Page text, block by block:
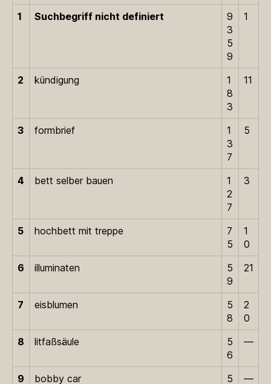
1 Suchbegriff nicht definiert
9
3
5
9
1
2 kündigung
1
8
3
11
3 formbrief
1
3
7
5
4 bett selber bauen
1
2
7
3
5 hochbett mit treppe
7
5
1
0
6
illuminaten
5
9
21
7 eisblumen
5
8
2
0
8
litfaßsäule
5
6
—
9 bobby car 5 —